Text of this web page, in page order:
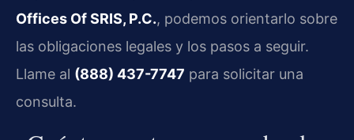
Offices Of SRIS, P.C., podemos orientarlo sobre
las obligaciones legales y los pasos a seguir.
Llame al (888) 437-7747 para solicitar una
consulta.